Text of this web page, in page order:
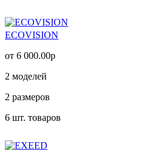
ECOVISION
от 6 000.00р
2 моделей
2 размеров
6 шт. товаров